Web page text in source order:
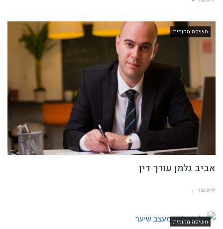
חשיפה מקומית
אביב גלמן עורך דין
קרא עוד ←
חשיפה מקומית